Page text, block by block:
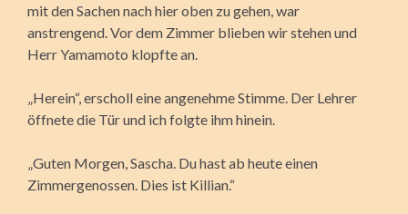
mit den Sachen nach hier oben zu gehen, war
anstrengend. Vor dem Zimmer blieben wir stehen und
Herr Yamamoto klopfte an.
„Herein“, erscholl eine angenehme Stimme. Der Lehrer
öffnete die Tür und ich folgte ihm hinein.
„Guten Morgen, Sascha. Du hast ab heute einen
Zimmergenossen. Dies ist Killian.“